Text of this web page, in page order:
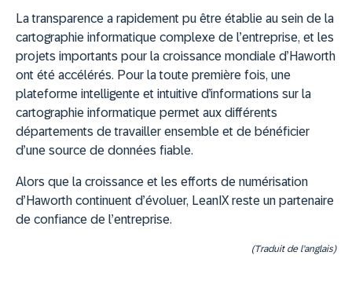
La transparence a rapidement pu être établie au sein de la
cartographie informatique complexe de l’entreprise, et les
projets importants pour la croissance mondiale d’Haworth
ont été accélérés. Pour la toute première fois, une
plateforme intelligente et intuitive d’informations sur la
cartographie informatique permet aux différents
départements de travailler ensemble et de bénéficier
d’une source de données fiable.
Alors que la croissance et les efforts de numérisation
d’Haworth continuent d’évoluer, LeanIX reste un partenaire
de confiance de l’entreprise.
(Traduit de l’anglais)